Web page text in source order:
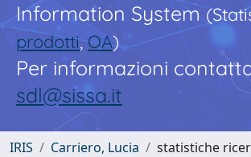
Information System
prodotti,OA)
Per informazioni
sdl@sissa.it
IRIS Carriero, Lucia statistiche